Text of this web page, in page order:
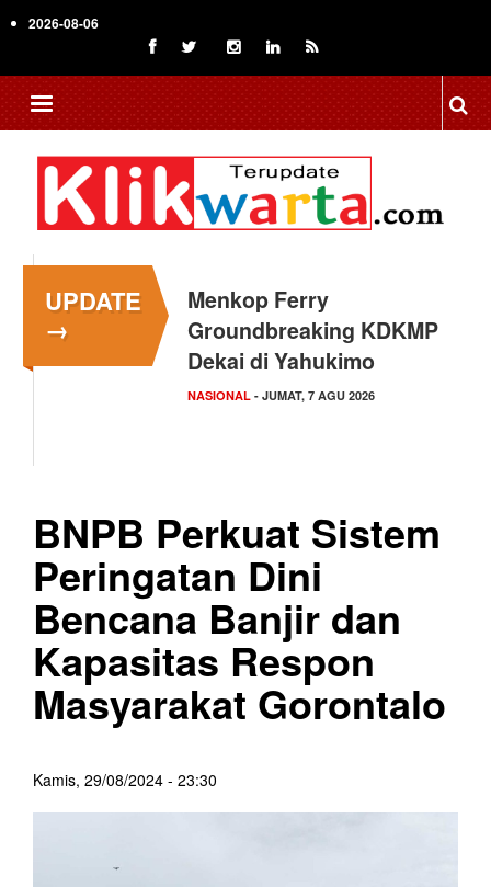
to
content
2026-08-06
UPDATE
→
Menkop Ferry
Groundbreaking KDKMP
Dekai di Yahukimo
NASIONAL - JUMAT, 7 AGU 2026
BNPB Perkuat Sistem
Peringatan Dini
Bencana Banjir dan
Kapasitas Respon
Masyarakat Gorontalo
Kamis, 29/08/2024 - 23:30